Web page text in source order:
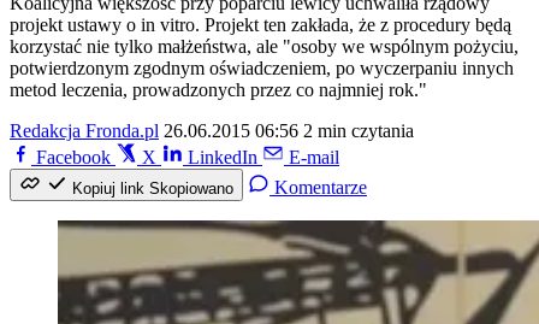
projekt ustawy o in vitro. Projekt ten zakłada, że z procedury będą
korzystać nie tylko małżeństwa, ale "osoby we wspólnym pożyciu,
potwierdzonym zgodnym oświadczeniem, po wyczerpaniu innych
metod leczenia, prowadzonych przez co najmniej rok."
Redakcja Fronda.pl 26.06.2015 06:56 2 min czytania
Facebook
X LinkedIn E-mail
Kopiuj link Skopiowano Komentarze